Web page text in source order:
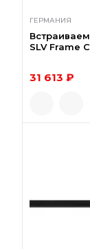
ГЕРМАНИЯ
SLV Frame
31 613 ₽